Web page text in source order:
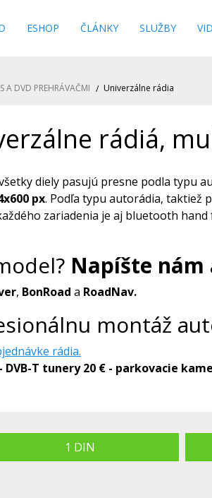
ESHOP ČLÁNKY SLUŽBY
A DVD PREHRÁVAČMI Univerzálne rádia
rádiá,
diely pasujú presne podla typu
px. Podľa typu autorádia, taktiež
zariadenia je aj bluetooth
Napíšte nám
, BonRoad a RoadNav.
montáž
rádia.
T tunery 20 € - parkovacie
1 DIN